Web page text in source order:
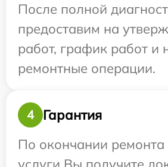
После полной
предоставим на
работ, график работ и
ремонтные операции.
4
Гарантия
По окончании